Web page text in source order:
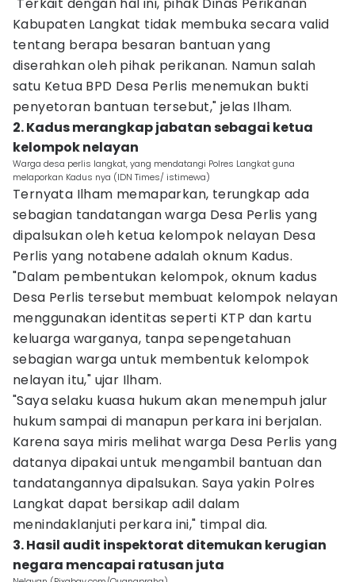
Kabupaten Langkat tidak membuka secara valid
tentang berapa besaran bantuan yang
diserahkan oleh pihak perikanan. Namun salah
satu Ketua BPD Desa Perlis menemukan bukti
penyetoran bantuan tersebut," jelas Ilham.
2. Kadus merangkap jabatan sebagai ketua
kelompok nelayan
Warga desa perlis langkat, yang mendatangi Polres Langkat guna
melaporkan Kadus nya (IDN Times/ istimewa)
Ternyata Ilham memaparkan, terungkap ada
sebagian tandatangan warga Desa Perlis yang
dipalsukan oleh ketua kelompok nelayan Desa
Perlis yang notabene adalah oknum Kadus.
"Dalam pembentukan kelompok, oknum kadus
Desa Perlis tersebut membuat kelompok nelayan
menggunakan identitas seperti KTP dan kartu
keluarga warganya, tanpa sepengetahuan
sebagian warga untuk membentuk kelompok
nelayan itu," ujar Ilham.
"Saya selaku kuasa hukum akan menempuh jalur
hukum sampai di manapun perkara ini berjalan.
Karena saya miris melihat warga Desa Perlis yang
datanya dipakai untuk mengambil bantuan dan
tandatangannya dipalsukan. Saya yakin Polres
Langkat dapat bersikap adil dalam
menindaklanjuti perkara ini," timpal dia.
3. Hasil audit inspektorat ditemukan kerugian
negara mencapai ratusan juta